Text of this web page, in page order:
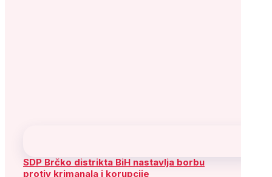
SDP Brčko distrikta BiH nastavlja borbu
protiv krimanala i korupcije